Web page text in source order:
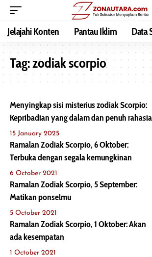
Jelajahi Konten Pantau Iklim Data
Tag:zodiak scorpio
Menyingkap sisi misterius zodiak Scorpio:
Kepribadian yang dalam dan penuh rahasia
15 January 2025
Ramalan Zodiak Scorpio, 6 Oktober:
Terbuka dengan segala kemungkinan
6 October 2021
Ramalan Zodiak Scorpio, 5 September:
Matikan ponselmu
5 October 2021
Ramalan Zodiak Scorpio, 1 Oktober: Akan
ada kesempatan
1 October 2021